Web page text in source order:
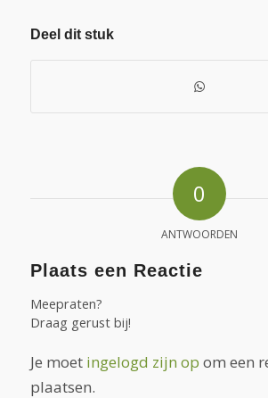
Deel dit stuk
0
ANTWOORDEN
Plaats een Reactie
Meepraten?
Draag gerust bij!
Je moet ingelogd zijn op om een
plaatsen.